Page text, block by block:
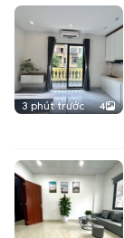
3 phút trước 4